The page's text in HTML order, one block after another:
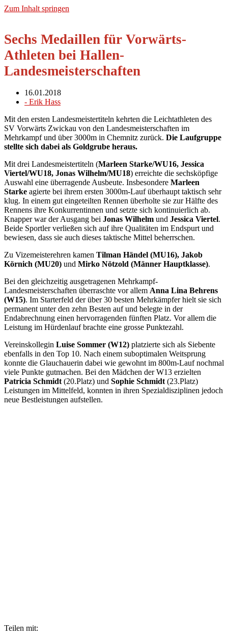
Zum Inhalt springen
Sechs Medaillen für Vorwärts-
Athleten bei Hallen-
Landesmeisterschaften
16.01.2018
- Erik Hass
Mit den ersten Landesmeistertiteln kehrten die Leichtathleten des
SV Vorwärts Zwickau von den Landesmeisterschaften im
Mehrkampf und über 3000m in Chemnitz zurück. Die Laufgruppe
stellte sich dabei als Goldgrube heraus.
Mit drei Landesmeistertiteln (Marleen Starke/WU16, Jessica
Viertel/WU18, Jonas Wilhelm/MU18) erreichte die sechsköpfige
Auswahl eine überragende Ausbeute. Insbesondere Marleen
Starke agierte bei ihrem ersten 3000m-Lauf überhaupt taktisch sehr
klug. In einem gut eingeteilten Rennen überholte sie zur Hälfte des
Rennens ihre Konkurrentinnen und setzte sich kontinuierlich ab.
Knapper war der Ausgang bei Jonas Wilhelm und Jessica Viertel.
Beide Sportler verließen sich auf ihre Qualitäten im Endspurt und
bewiesen, dass sie auch dieses taktische Mittel beherrschen.
Zu Vizemeisterehren kamen Tilman Händel (MU16), Jakob
Körnich (MU20) und Mirko Nötzold (Männer Hauptklasse).
Bei den gleichzeitig ausgetragenen Mehrkampf-
Landesmeisterschaften überraschte vor allem Anna Lina Behrens
(W15). Im Starterfeld der über 30 besten Mehrkämpfer hielt sie sich
permanent unter den zehn Besten auf und belegte in der
Endabrechnung einen hervorragenden fünften Platz. Vor allem die
Leistung im Hürdenlauf brachte eine grosse Punktezahl.
Vereinskollegin Luise Sommer (W12) platzierte sich als Siebente
ebenfalls in den Top 10. Nach einem suboptimalen Weitsprung
konnte die Glauchauerin dabei wie gewohnt im 800m-Lauf nochmal
viele Punkte gutmachen. Bei den Mädchen der W13 erzielten
Patricia Schmidt (20.Platz) und Sophie Schmidt (23.Platz)
Leistungen im Mittelfeld, konnten in ihren Spezialdisziplinen jedoch
neue Bestleistungen aufstellen.
Teilen mit: